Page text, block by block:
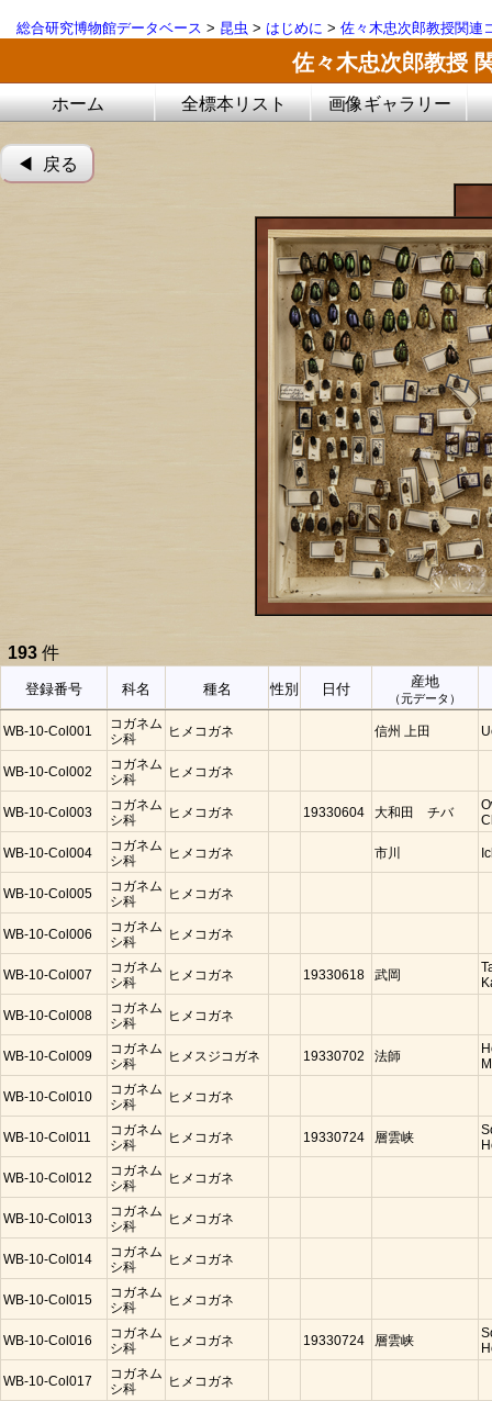
総合研究博物館データベース > 昆虫 > はじめに > 佐々木忠次郎教授関連
佐々木忠次郎教授
ホーム 全標本リスト 画像ギャラリー
◀︎ 戻る
193 件
登録番号 科名 種名 性別 日付 産地
（元データ）
WB-10-Col001
コガネム
シ科
ヒメコガネ 信州 上田
WB-10-Col002
コガネム
シ科
ヒメコガネ
WB-10-Col003
コガネム
シ科
ヒメコガネ 19330604 大和田 チバ
WB-10-Col004
コガネム
シ科
ヒメコガネ 市川
WB-10-Col005
コガネム
シ科
ヒメコガネ
WB-10-Col006
コガネム
シ科
ヒメコガネ
WB-10-Col007
コガネム
シ科
ヒメコガネ 19330618 武岡
WB-10-Col008
コガネム
シ科
ヒメコガネ
WB-10-Col009
コガネム
シ科
ヒメスジコガネ 19330702 法師
WB-10-Col010
コガネム
シ科
ヒメコガネ
WB-10-Col011
コガネム
シ科
ヒメコガネ 19330724 層雲峡
WB-10-Col012
コガネム
シ科
ヒメコガネ
WB-10-Col013
コガネム
シ科
ヒメコガネ
WB-10-Col014
コガネム
シ科
ヒメコガネ
WB-10-Col015
コガネム
シ科
ヒメコガネ
WB-10-Col016
コガネム
シ科
ヒメコガネ 19330724 層雲峡
WB-10-Col017
コガネム
シ科
ヒメコガネ